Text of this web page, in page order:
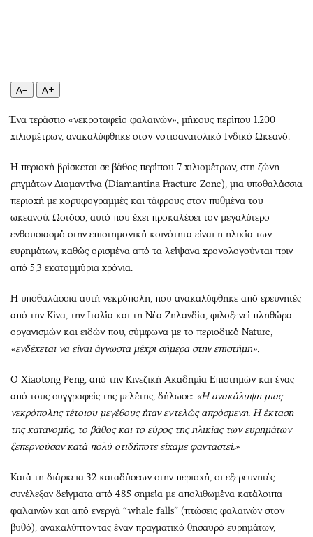
Πολιτισμός
Θέατρο-Χορός
Μουσική
Εικαστικά
Βιβλίο
Χειρόγραφα
Podcasts
Προσφορές
Προσωπικότητες στην ''Κ''
Επιστολές
A− A+
Ένα τεράστιο «νεκροταφείο φαλαινών», μήκους περίπου 1.200
χιλιομέτρων, ανακαλύφθηκε στον νοτιοανατολικό Ινδικό Ωκεανό.
Η περιοχή βρίσκεται σε βάθος περίπου 7 χιλιομέτρων, στη ζώνη
ρηγμάτων Διαμαντίνα (Diamantina Fracture Zone), μια υποθαλάσσια
περιοχή με κορυφογραμμές και τάφρους στον πυθμένα του
ωκεανού. Ωστόσο, αυτό που έχει προκαλέσει τον μεγαλύτερο
ενθουσιασμό στην επιστημονική κοινότητα είναι η ηλικία των
ευρημάτων, καθώς ορισμένα από τα λείψανα χρονολογούνται πριν
από 5,3 εκατομμύρια χρόνια.
Η υποθαλάσσια αυτή νεκρόπολη, που ανακαλύφθηκε από ερευνητές
από την Κίνα, την Ιταλία και τη Νέα Ζηλανδία, φιλοξενεί πληθώρα
οργανισμών και ειδών που, σύμφωνα με το περιοδικό Nature,
«ενδέχεται να είναι άγνωστα μέχρι σήμερα στην επιστήμη».
Ο Xiaotong Peng, από την Κινεζική Ακαδημία Επιστημών και ένας
από τους συγγραφείς της μελέτης, δήλωσε: «Η ανακάλυψη μιας
νεκρόπολης τέτοιου μεγέθους ήταν εντελώς απρόσμενη. Η έκταση
της κατανομής, το βάθος και το εύρος της ηλικίας των ευρημάτων
ξεπερνούσαν κατά πολύ οτιδήποτε είχαμε φανταστεί.»
Κατά τη διάρκεια 32 καταδύσεων στην περιοχή, οι εξερευνητές
συνέλεξαν δείγματα από 485 σημεία με απολιθωμένα κατάλοιπα
φαλαινών και από ενεργά “whale falls” (πτώσεις φαλαινών στον
βυθό), ανακαλύπτοντας έναν πραγματικό θησαυρό ευρημάτων,